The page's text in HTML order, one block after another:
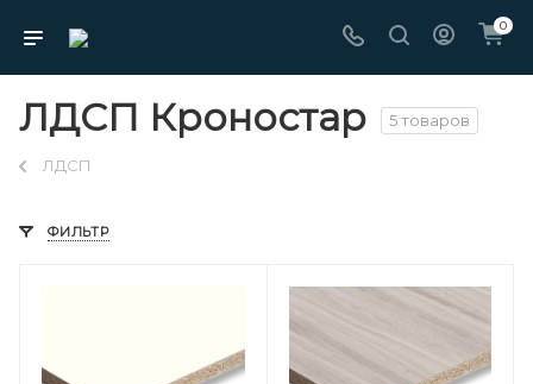
0
ЛДСП Кроностар 5 товаров
ЛДСП
ФИЛЬТР